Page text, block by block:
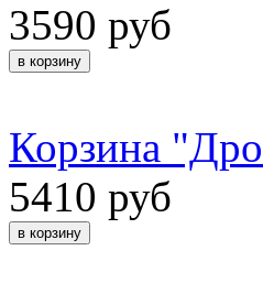
3590 руб
Корзина
5410 руб